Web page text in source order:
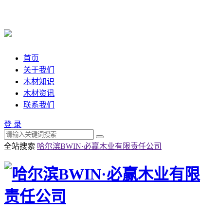
首页
关于我们
木材知识
木材资讯
联系我们
登 录
全站搜索 哈尔滨BWIN·必赢木业有限责任公司